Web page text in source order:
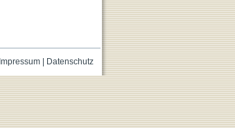
Impressum| Datenschutz